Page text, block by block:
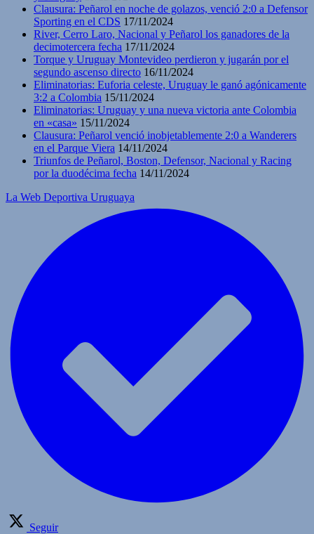
Clausura: Peñarol en noche de golazos, venció 2:0 a Defensor
Sporting en el CDS 17/11/2024
River, Cerro Laro, Nacional y Peñarol los ganadores de la
decimotercera fecha 17/11/2024
Torque y Uruguay Montevideo perdieron y jugarán por el
segundo ascenso directo 16/11/2024
Eliminatorias: Euforia celeste, Uruguay le ganó agónicamente
3:2 a Colombia 15/11/2024
Eliminatorias: Uruguay y una nueva victoria ante Colombia
en «casa» 15/11/2024
Clausura: Peñarol venció inobjetablemente 2:0 a Wanderers
en el Parque Viera 14/11/2024
Triunfos de Peñarol, Boston, Defensor, Nacional y Racing
por la duodécima fecha 14/11/2024
La Web Deportiva Uruguaya
Seguir